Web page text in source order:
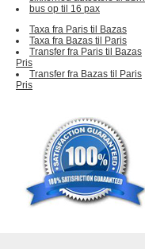
bus op til 16 pax
Taxa fra Paris til Bazas
Taxa fra Bazas til Paris
Transfer fra Paris til Bazas
Pris
Transfer fra Bazas til Paris
Pris